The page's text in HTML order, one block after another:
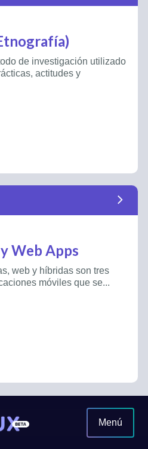
Menú
de investigación utilizado
actitudes y
arrow_forward_ios
Web Apps
web y híbridas son tres
móviles que se...